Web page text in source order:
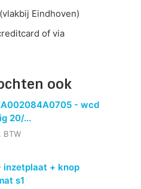
(vlakbij Eindhoven)
of via
ook
- wcd
20/...
BTW
inzetplaat + knop
s1